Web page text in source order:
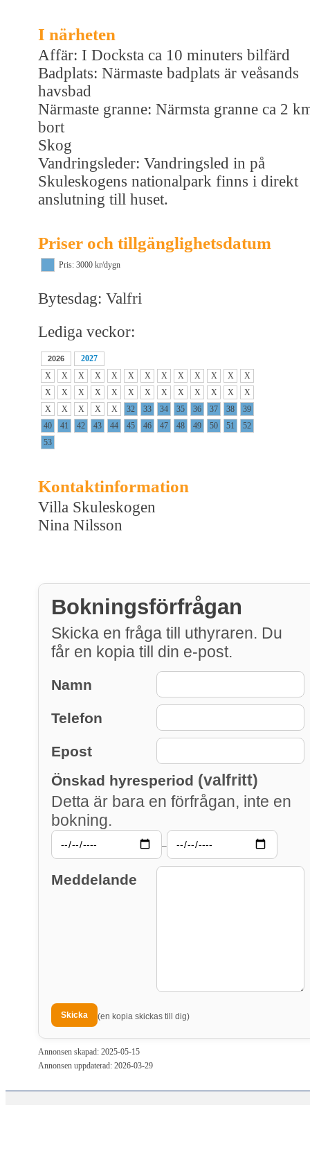
I närheten
Affär: I Docksta ca 10 minuters bilfärd
Badplats: Närmaste badplats är veåsands
havsbad
Närmaste granne: Närmsta granne ca 2
bort
Skog
Vandringsleder: Vandringsled in på
Skuleskogens nationalpark finns i direkt
anslutning till huset.
Priser och tillgänglighetsdatum
Pris: 3000 kr/dygn
Bytesdag: Valfri
Lediga veckor:
2026
2027
X
X X X X X X X X X X X
X
X
X X X X X X X X X X X
X
X
X X X X 32 33 34 35 36 37 38
39
40
41 42 43 44 45 46 47 48 49 50 51
52
53
Kontaktinformation
Villa Skuleskogen
Nina Nilsson
Bokningsförfrågan
Skicka en fråga till uthyraren. Du
får en kopia till din e-post.
Namn
Telefon
Epost
Önskad hyresperiod (valfritt)
Detta är bara en förfrågan, inte en
bokning.
–
Meddelande
(en kopia skickas till dig)
Annonsen skapad: 2025-05-15
Annonsen uppdaterad: 2026-03-29